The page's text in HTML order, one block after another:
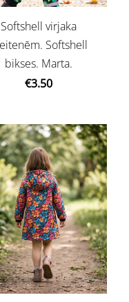
Softshell virjaka
Softshell
bikses. Marta.
€3.50